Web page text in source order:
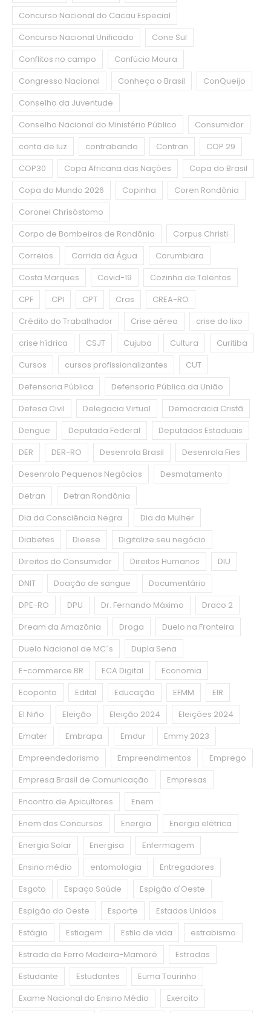
Concurso Nacional do Cacau Especial
Concurso Nacional Unificado
Cone Sul
Conflitos no campo
Confúcio Moura
Congresso Nacional
Conheça o Brasil
ConQueijo
Conselho da Juventude
Conselho Nacional do Ministério Público
Consumidor
conta de luz
contrabando Contran
COP 29
COP30
Copa Africana das Nações
Copa do Brasil
Copa do Mundo 2026
Copinha
Coren Rondônia
Coronel Chrisóstomo
Corpo de Bombeiros de Rondônia
Corpus Christi
Correios
Corrida da Água
Corumbiara
Costa Marques
Covid-19
Cozinha de Talentos
CPF
CPI CPT Cras
CREA-RO
Crédito do Trabalhador
Crise aérea
crise do lixo
crise hídrica
CSJT Cujuba Cultura
Curitiba
Cursos
cursos profissionalizantes
CUT
Defensoria Pública
Defensoria Pública da União
Defesa Civil
Delegacia Virtual
Democracia Cristã
Dengue
Deputada Federal
Deputados Estaduais
DER
DER-RO Desenrola Brasil
Desenrola Fies
Desenrola Pequenos Negócios
Desmatamento
Detran
Detran Rondônia
Dia da Consciência Negra
Dia da Mulher
Diabetes
Dieese
Digitalize seu negócio
Direitos do Consumidor
Direitos Humanos
DIU
DNIT
Doação de sangue
Documentário
DPE-RO
DPU Dr. Fernando Máximo
Draco 2
Dream da Amazônia
Droga
Duelo na Fronteira
Duelo Nacional de MC´s
Dupla Sena
E-commerce.BR
ECA Digital
Economia
Ecoponto
Edital Educação EFMM
EIR
El Niño
Eleição Eleição 2024
Eleições 2024
Emater
Embrapa Emdur
Emmy 2023
Empreendedorismo
Empreendimentos
Emprego
Empresa Brasil de Comunicação
Empresas
Encontro de Apicultores
Enem
Enem dos Concursos
Energia
Energia elétrica
Energia Solar
Energisa
Enfermagem
Ensino médio
entomologia
Entregadores
Esgoto
Espaço Saúde
Espigão d'Oeste
Espigão do Oeste
Esporte
Estados Unidos
Estágio
Estiagem Estilo de vida
estrabismo
Estrada de Ferro Madeira-Mamoré
Estradas
Estudante
Estudantes
Euma Tourinho
Exame Nacional do Ensino Médio
Exercíto